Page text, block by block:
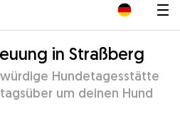
in Straßberg
Hundetagesstätte
um deinen Hund